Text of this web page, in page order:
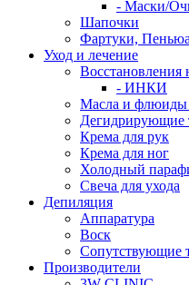
- Маски/
Шапочки
Фартуки,
Уход и лечение
Восстановления
- ИНКИ
Масла и флюиды
Дегидрирующие
Крема для рук
Крема для ног
Холодный
Свеча для ухода
Депиляция
Аппаратура
Воск
Сопутствующие
Производители